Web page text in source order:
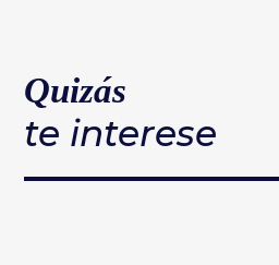
Quizás
te interese